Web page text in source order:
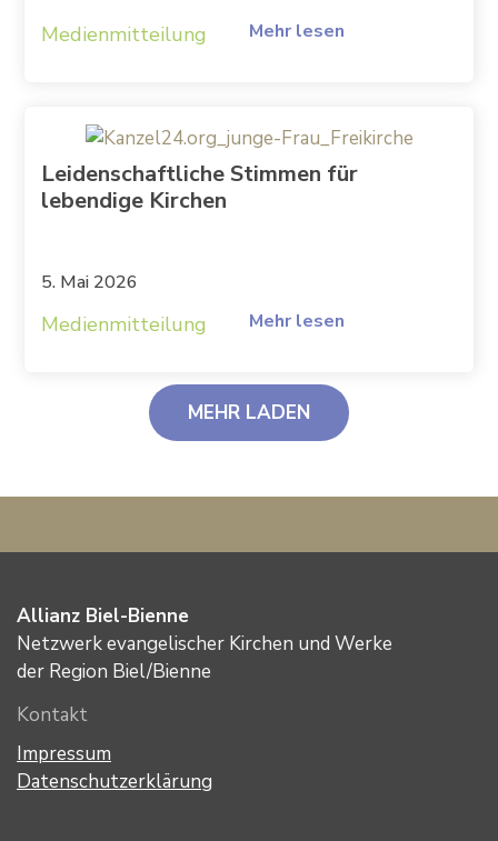
Medienmitteilung Mehr lesen
Leidenschaftliche Stimmen für
lebendige Kirchen
5. Mai 2026
Medienmitteilung Mehr lesen
MEHR LADEN
Allianz Biel-Bienne
Netzwerk evangelischer Kirchen und Werke
der Region Biel/Bienne
Kontakt
Impressum
Datenschutzerklärung